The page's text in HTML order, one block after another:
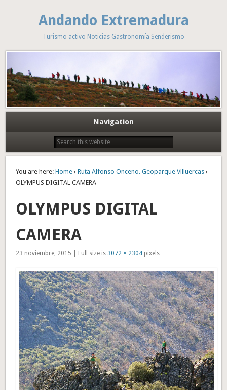
Andando Extremadura
Turismo activo Noticias Gastronomía Senderismo
Navigation
You are here: Home ›Ruta Alfonso Onceno. Geoparque Villuercas ›
OLYMPUS DIGITAL CAMERA
OLYMPUS DIGITAL
CAMERA
23 noviembre, 2015 | Full size is 3072 × 2304 pixels